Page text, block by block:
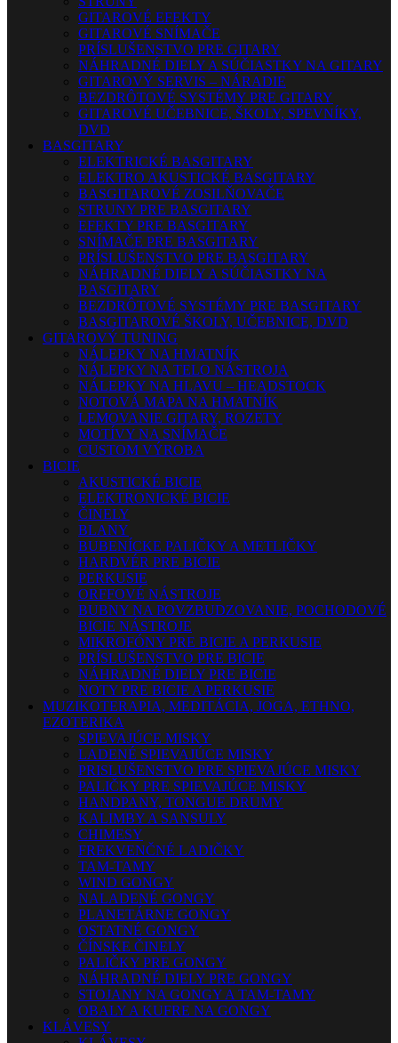
GITAROVÉ EFEKTY
GITAROVÉ SNÍMAČE
PRÍSLUŠENSTVO PRE GITARY
NÁHRADNÉ DIELY A SÚČIASTKY NA GITARY
GITAROVÝ SERVIS – NÁRADIE
BEZDRÔTOVÉ SYSTÉMY PRE GITARY
GITAROVÉ UČEBNICE, ŠKOLY, SPEVNÍKY,
DVD
BASGITARY
ELEKTRICKÉ BASGITARY
ELEKTRO AKUSTICKÉ BASGITARY
BASGITAROVÉ ZOSILŇOVAČE
STRUNY PRE BASGITARY
EFEKTY PRE BASGITARY
SNÍMAČE PRE BASGITARY
PRÍSLUŠENSTVO PRE BASGITARY
NÁHRADNÉ DIELY A SÚČIASTKY NA
BASGITARY
BEZDRÔTOVÉ SYSTÉMY PRE BASGITARY
BASGITAROVÉ ŠKOLY, UČEBNICE, DVD
GITAROVÝ TUNING
NÁLEPKY NA HMATNÍK
NÁLEPKY NA TELO NÁSTROJA
NÁLEPKY NA HLAVU – HEADSTOCK
NOTOVÁ MAPA NA HMATNÍK
LEMOVANIE GITARY, ROZETY
MOTÍVY NA SNÍMAČE
CUSTOM VÝROBA
BICIE
AKUSTICKÉ BICIE
ELEKTRONICKÉ BICIE
ČINELY
BLANY
BUBENÍCKE PALIČKY A METLIČKY
HARDVÉR PRE BICIE
PERKUSIE
ORFFOVÉ NÁSTROJE
BUBNY NA POVZBUDZOVANIE, POCHODOVÉ
BICIE NÁSTROJE
MIKROFÓNY PRE BICIE A PERKUSIE
PRÍSLUŠENSTVO PRE BICIE
NÁHRADNÉ DIELY PRE BICIE
NOTY PRE BICIE A PERKUSIE
MUZIKOTERAPIA, MEDITÁCIA, JOGA, ETHNO,
EZOTERIKA
SPIEVAJÚCE MISKY
LADENÉ SPIEVAJÚCE MISKY
PRISLUŠENSTVO PRE SPIEVAJÚCE MISKY
PALIČKY PRE SPIEVAJÚCE MISKY
HANDPANY, TONGUE DRUMY
KALIMBY A SANSULY
CHIMESY
FREKVENČNÉ LADIČKY
TAM-TAMY
WIND GONGY
NALADENÉ GONGY
PLANETÁRNE GONGY
OSTATNÉ GONGY
ČÍNSKE ČINELY
PALIČKY PRE GONGY
NÁHRADNÉ DIELY PRE GONGY
STOJANY NA GONGY A TAM-TAMY
OBALY A KUFRE NA GONGY
KLÁVESY